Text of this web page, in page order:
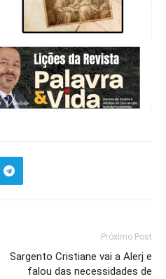
Próximo Post
Sargento Cristiane vai a Alerj e
falou das necessidades de